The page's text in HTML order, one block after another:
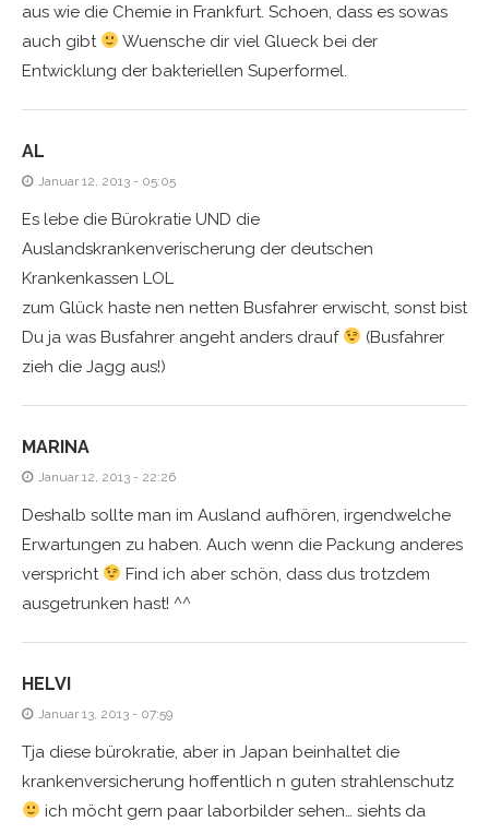
aus wie die Chemie in Frankfurt. Schoen, dass es sowas
auch gibt
Wuensche dir viel Glueck bei der
Entwicklung der bakteriellen Superformel.
AL
Januar 12, 2013 - 05:05
Es lebe die Bürokratie UND die
Auslandskrankenverischerung der deutschen
Krankenkassen LOL
zum Glück haste nen netten Busfahrer erwischt, sonst bist
Du ja was Busfahrer angeht anders drauf
(Busfahrer
zieh die Jagg aus!)
MARINA
Januar 12, 2013 - 22:26
Deshalb sollte man im Ausland aufhören, irgendwelche
Erwartungen zu haben. Auch wenn die Packung anderes
verspricht
Find ich aber schön, dass dus trotzdem
ausgetrunken hast! ^^
HELVI
Januar 13, 2013 - 07:59
Tja diese bürokratie, aber in Japan beinhaltet die
krankenversicherung hoffentlich n guten strahlenschutz
ich möcht gern paar laborbilder sehen… siehts da